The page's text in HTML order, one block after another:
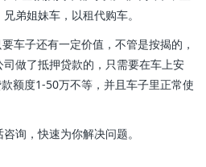
弟姐妹车，以租代购车。
车子还有一定价值，不管是按揭的，
做了抵押贷款的，只需要在车上安
额度1-50万不等，并且车子里正常使
询，快速为你解决问题。